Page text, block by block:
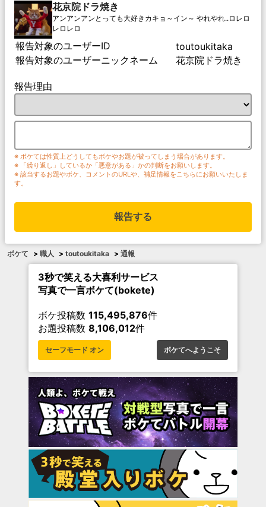
花京院ドラ焼き
アンアンアンとっても大好きカキョ～イン～ やれやれ..ロレロ
レロレロ
報告対象のユーザーID
toutoukitaka
報告対象のユーザーニックネーム
花京院ドラ焼き
報告理由
※ ボケては性質上どうしてもボケやお題が被ってしまう場合があります。
※ 「繰り返し」しているか「悪意がある」かの判断をお願いします。
※ 該当するお題やボケ、コメントのURLや、補足情報をこちらにお願いいたしま
す。
報告する
ボケて > 職人 > toutoukitaka > 通報
3秒で笑える大喜利サービス
写真で一言ボケて(bokete)
ボケ投稿数 115,495,876件
お題投稿数 8,106,012件
セーフモード オン ボケてへようこそ